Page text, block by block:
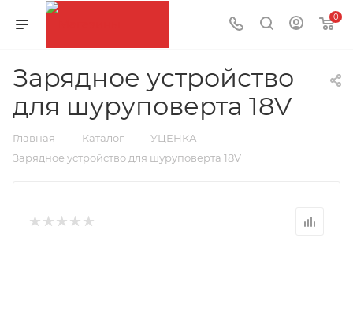
0
Зарядное устройство
для шуруповерта 18V
Главная — Каталог — УЦЕНКА —
Зарядное устройство для шуруповерта 18V